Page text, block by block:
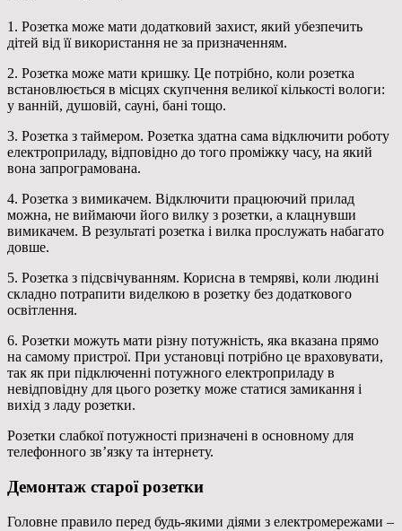
1. Розетка може мати додатковий захист, який убезпечить
дітей від її використання не за призначенням.
2. Розетка може мати кришку. Це потрібно, коли розетка
встановлюється в місцях скупчення великої кількості вологи:
у ванній, душовій, сауні, бані тощо.
3. Розетка з таймером. Розетка здатна сама відключити роботу
електроприладу, відповідно до того проміжку часу, на який
вона запрограмована.
4. Розетка з вимикачем. Відключити працюючий прилад
можна, не виймаючи його вилку з розетки, а клацнувши
вимикачем. В результаті розетка і вилка прослужать набагато
довше.
5. Розетка з підсвічуванням. Корисна в темряві, коли людині
складно потрапити виделкою в розетку без додаткового
освітлення.
6. Розетки можуть мати різну потужність, яка вказана прямо
на самому пристрої. При установці потрібно це враховувати,
так як при підключенні потужного електроприладу в
невідповідну для цього розетку може статися замикання і
вихід з ладу розетки.
Розетки слабкої потужності призначені в основному для
телефонного зв’язку та інтернету.
Демонтаж старої розетки
Головне правило перед будь-якими діями з електромережами –